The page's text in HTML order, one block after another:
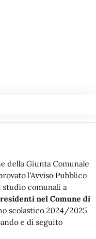
della Giunta Comunale
l'Avviso Pubblico
studio comunali a
residenti nel Comune di
scolastico 2024/2025
e di seguito